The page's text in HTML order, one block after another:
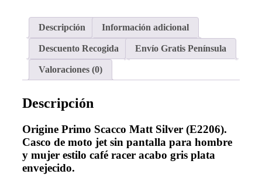
Descripción Información adicional
Descuento Recogida Envío Gratis Península
Valoraciones (0)
Descripción
Origine Primo Scacco Matt Silver (E2206).
Casco de moto jet sin pantalla para hombre
y mujer estilo café racer acabo gris plata
envejecido.